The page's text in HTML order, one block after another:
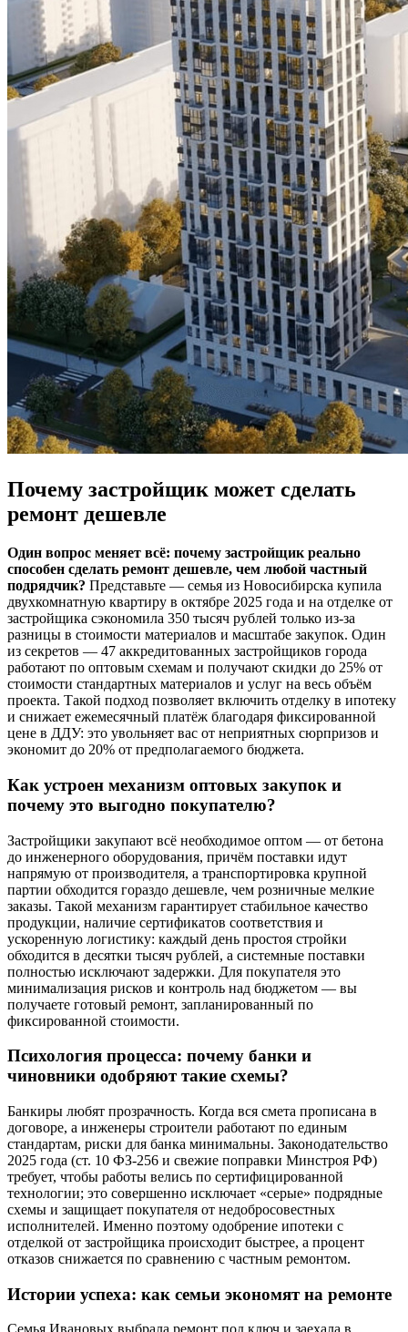
Почему застройщик может сделать
ремонт дешевле
Один вопрос меняет всё: почему застройщик реально
способен сделать ремонт дешевле, чем любой частный
подрядчик? Представьте — семья из Новосибирска купила
двухкомнатную квартиру в октябре 2025 года и на отделке от
застройщика сэкономила 350 тысяч рублей только из-за
разницы в стоимости материалов и масштабе закупок. Один
из секретов — 47 аккредитованных застройщиков города
работают по оптовым схемам и получают скидки до 25% от
стоимости стандартных материалов и услуг на весь объём
проекта. Такой подход позволяет включить отделку в ипотеку
и снижает ежемесячный платёж благодаря фиксированной
цене в ДДУ: это увольняет вас от неприятных сюрпризов и
экономит до 20% от предполагаемого бюджета.
Как устроен механизм оптовых закупок и
почему это выгодно покупателю?
Застройщики закупают всё необходимое оптом — от бетона
до инженерного оборудования, причём поставки идут
напрямую от производителя, а транспортировка крупной
партии обходится гораздо дешевле, чем розничные мелкие
заказы. Такой механизм гарантирует стабильное качество
продукции, наличие сертификатов соответствия и
ускоренную логистику: каждый день простоя стройки
обходится в десятки тысяч рублей, а системные поставки
полностью исключают задержки. Для покупателя это
минимализация рисков и контроль над бюджетом — вы
получаете готовый ремонт, запланированный по
фиксированной стоимости.
Психология процесса: почему банки и
чиновники одобряют такие схемы?
Банкиры любят прозрачность. Когда вся смета прописана в
договоре, а инженеры строители работают по единым
стандартам, риски для банка минимальны. Законодательство
2025 года (ст. 10 ФЗ-256 и свежие поправки Минстроя РФ)
требует, чтобы работы велись по сертифицированной
технологии; это совершенно исключает «серые» подрядные
схемы и защищает покупателя от недобросовестных
исполнителей. Именно поэтому одобрение ипотеки с
отделкой от застройщика происходит быстрее, а процент
отказов снижается по сравнению с частным ремонтом.
Истории успеха: как семьи экономят на ремонте